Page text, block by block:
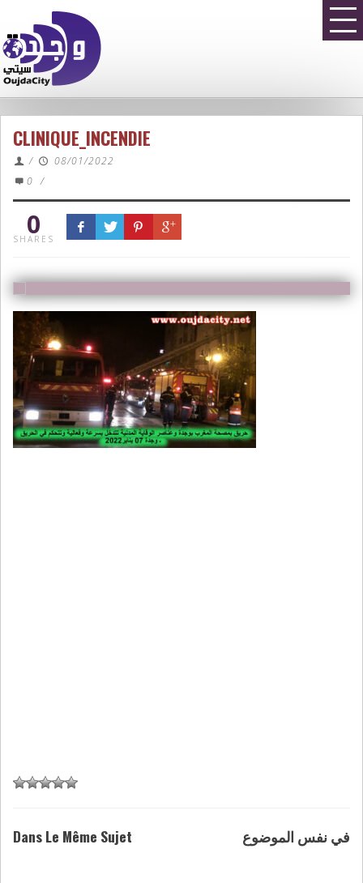
CLINIQUE_INCENDIE
/
08/01/2022
0 /
0
SHARES
Dans Le Même Sujet في نفس الموضوع